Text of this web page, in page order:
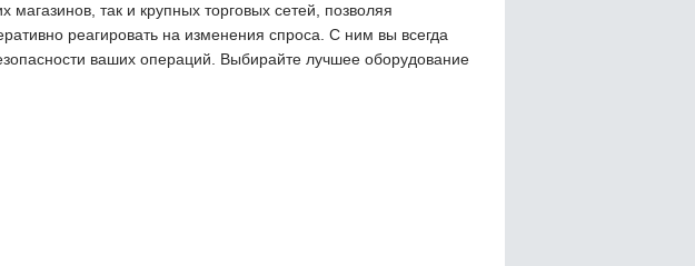
так и крупных торговых сетей, позволяя
реагировать на изменения спроса. С ним вы всегда
ваших операций. Выбирайте лучшее оборудование